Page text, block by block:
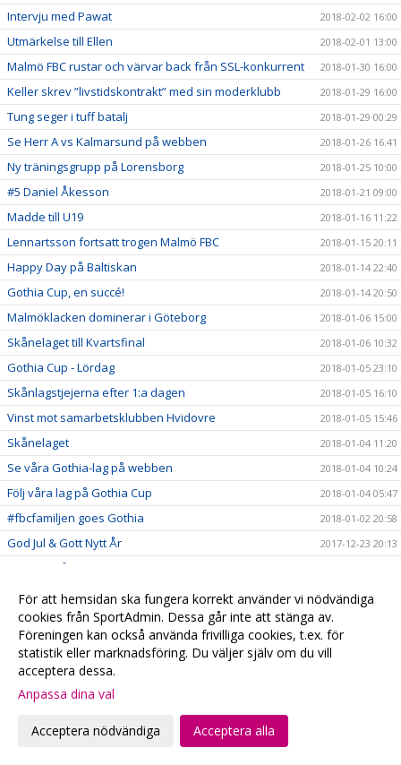
Intervju med Pawat 2018-02-02 16:00
Utmärkelse till Ellen 2018-02-01 13:00
Malmö FBC rustar och värvar back från SSL-konkurrent 2018-01-30 16:00
Keller skrev ”livstidskontrakt” med sin moderklubb 2018-01-29 16:00
Tung seger i tuff batalj 2018-01-29 00:29
Se Herr A vs Kalmarsund på webben 2018-01-26 16:41
Ny träningsgrupp på Lorensborg 2018-01-25 10:00
#5 Daniel Åkesson 2018-01-21 09:00
Madde till U19 2018-01-16 11:22
Lennartsson fortsatt trogen Malmö FBC 2018-01-15 20:11
Happy Day på Baltiskan 2018-01-14 22:40
Gothia Cup, en succé! 2018-01-14 20:50
Malmöklacken dominerar i Göteborg 2018-01-06 15:00
Skånelaget till Kvartsfinal 2018-01-06 10:32
Gothia Cup - Lördag 2018-01-05 23:10
Skånlagstjejerna efter 1:a dagen 2018-01-05 16:10
Vinst mot samarbetsklubben Hvidovre 2018-01-05 15:46
Skånelaget 2018-01-04 11:20
Se våra Gothia-lag på webben 2018-01-04 10:24
Följ våra lag på Gothia Cup 2018-01-04 05:47
#fbcfamiljen goes Gothia 2018-01-02 20:58
God Jul & Gott Nytt År 2017-12-23 20:13
Kansliet håller stängd
Hyllade VM-hjältar 2017-12-22 00:15
Julklappstips 2 - Hushållsnära tjänster till medlemspriser 2017-12-21 12:31
Damerna vidare i SkM 2017-12-21 10:10
Målvaktsträning
Julklappstips 1 – Teamson Webbutik
För att hemsidan ska fungera korrekt använder vi nödvändiga
cookies från SportAdmin. Dessa går inte att stänga av.
Föreningen kan också använda frivilliga cookies, t.ex. för
statistik eller marknadsföring. Du väljer själv om du vill
acceptera dessa.
Anpassa dina val
Acceptera nödvändiga Acceptera alla